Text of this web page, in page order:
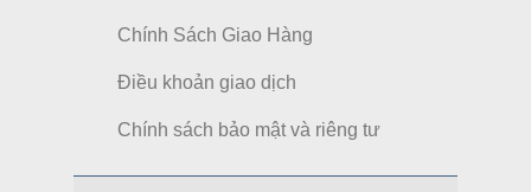
Chính Sách Giao Hàng
Điều khoản giao dịch
Chính sách bảo mật và riêng tư